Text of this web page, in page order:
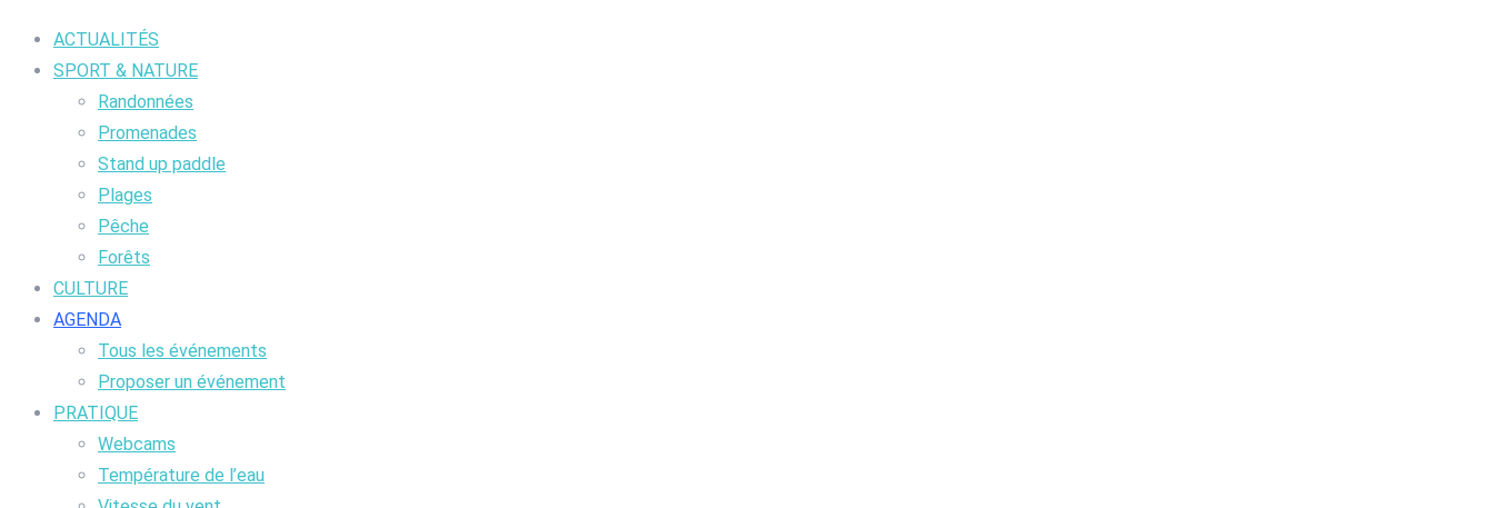
ACTUALITÉS
SPORT & NATURE
Randonnées
Promenades
Stand up paddle
Plages
Pêche
Forêts
CULTURE
AGENDA
Tous les événements
Proposer un événement
PRATIQUE
Webcams
Température de l’eau